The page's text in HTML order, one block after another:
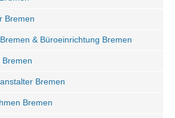
Bremen
& Büroeinrichtung Bremen
Bremen
Bremen
Bremen